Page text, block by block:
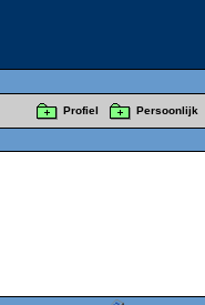
Profiel Persoonlijk